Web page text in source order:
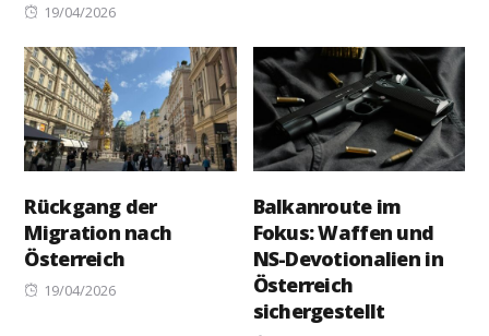
Posted
19/04/2026
Rückgang der
Migration nach
Österreich
Posted
19/04/2026
Balkanroute im
Fokus: Waffen und
NS-Devotionalien in
Österreich
sichergestellt